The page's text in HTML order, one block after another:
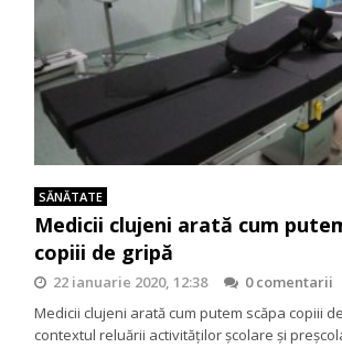
SĂNĂTATE
Medicii clujeni arată cum
copiii de gripă
22 ianuarie 2020, 12:38
0 comentarii
Medicii clujeni arată cum putem scăpa copiii
contextul reluării activităților școlare și